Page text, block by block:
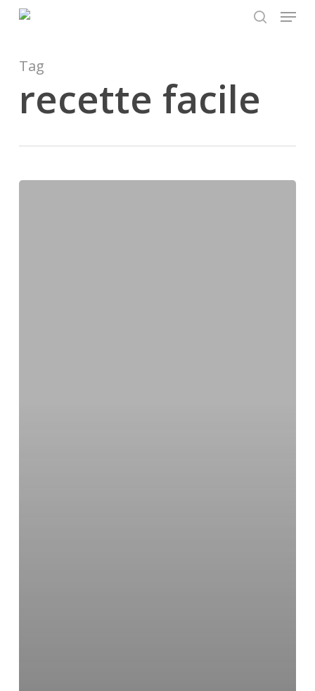
content
Menu
Tag
recette facile